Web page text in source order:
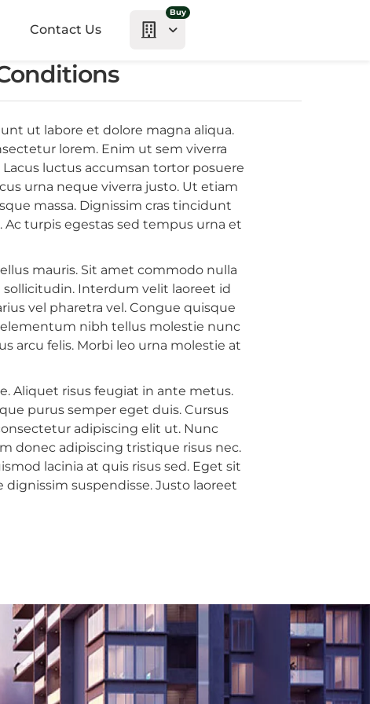
Contact Us
Buy
ut labore et dolore magna aliqua.
lorem. Enim ut sem viverra
luctus accumsan tortor posuere
urna neque viverra justo. Ut etiam
massa. Dignissim cras tincidunt
turpis egestas sed tempus urna et
mauris. Sit amet commodo nulla
Interdum velit laoreet id
vel pharetra vel. Congue quisque
nibh tellus molestie nunc
arcu felis. Morbi leo urna molestie at
Aliquet risus feugiat in ante metus.
purus semper eget duis. Cursus
adipiscing elit ut. Nunc
donec adipiscing tristique risus nec.
lacinia at quis risus sed. Eget sit
suspendisse. Justo laoreet